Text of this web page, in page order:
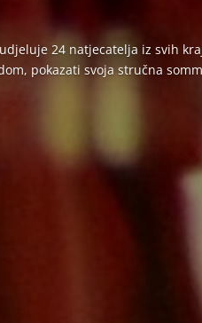
24 natjecatelja iz svih
pokazati svoja stručna